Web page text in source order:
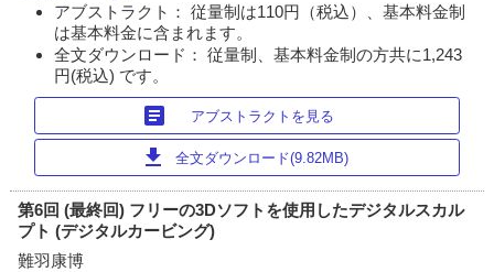
アブストラクト： 従量制は110円（税込）、基本料金制
は基本料金に含まれます。
全文ダウンロード： 従量制、基本料金制の方共に1,243
円(税込) です。
article アブストラクトを見る
download 全文ダウンロード(9.82MB)
第6回 (最終回) フリーの3Dソフトを使用したデジタルスカル
プト (デジタルカービング)
難羽康博